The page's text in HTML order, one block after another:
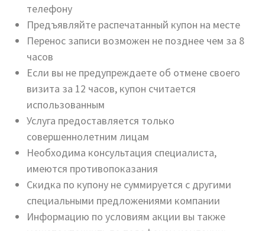
телефону
Предъявляйте распечатанный купон на месте
Перенос записи возможен не позднее чем за 8
часов
Если вы не предупреждаете об отмене своего
визита за 12 часов, купон считается
использованным
Услуга предоставляется только
совершеннолетним лицам
Необходима консультация специалиста,
имеются противопоказания
Скидка по купону не суммируется с другими
специальными предложениями компании
Информацию по условиям акции вы также